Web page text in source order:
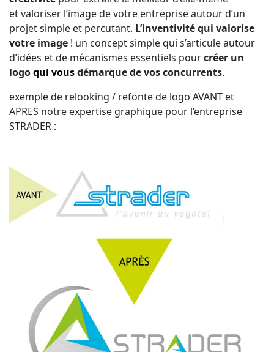
et valoriser l’image de votre entreprise autour d’un
projet simple et percutant. L’inventivité qui valorise
votre image ! un concept simple qui s’articule autour
d’idées et de mécanismes essentiels pourcréer un
logoqui vousdémarque de vos concurrents.
exemple de relooking / refonte de logo AVANT et
APRES notre expertise graphique pour l’entreprise
STRADER :